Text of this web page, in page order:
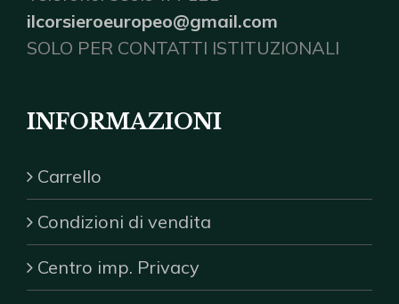
ilcorsieroeuropeo@gmail.com
SOLO PER CONTATTI ISTITUZIONALI
INFORMAZIONI
Carrello
Condizioni di vendita
Centro imp. Privacy